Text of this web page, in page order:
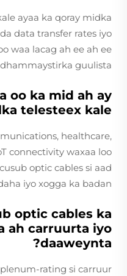
ayaa ka qoray midka
data transfer rates iyo
waa lacag ah ee ah ee
dhammaystirka guulista.
oo ka mid ah ay
telesteex kale?
healthcare,
connectivity waxaa loo
optic cables si aad
iyo xogga ka badan.
optic cables ka
ah carruurta iyo
daaweynta?
rating si carruur